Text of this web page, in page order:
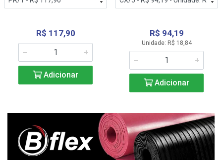
R$ 117,90
Adicionar
R$ 94,19
Unidade: R$ 18,84
Adicionar